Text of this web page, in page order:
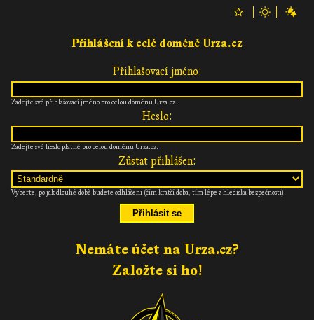
Přihlášení k celé doméně Urza.cz
Přihlašovací jméno:
Zadejte své přihlašovací jméno pro celou doménu Urza.cz.
Heslo:
Zadejte své heslo platné pro celou doménu Urza.cz.
Zůstat přihlášen:
Vyberte, po jak dlouhé době budete odhlášeni (čím kratší doba, tím lépe z hlediska bezpečnosti).
Nemáte účet na Urza.cz?
Založte si ho!